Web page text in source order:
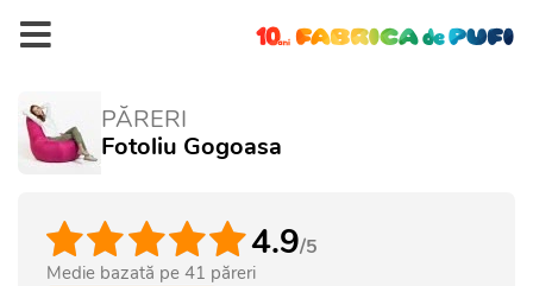
PĂRERI
Fotoliu Gogoasa
4.9/5
Medie bazată pe 41 păreri